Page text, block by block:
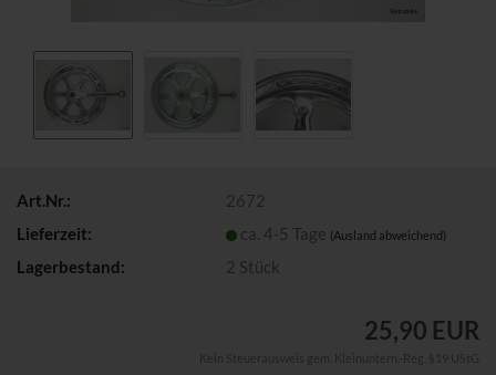
Art.Nr.:
2672
Lieferzeit:
ca. 4-5 Tage (Ausland abweichend)
Lagerbestand: 2 Stück
25,90 EUR